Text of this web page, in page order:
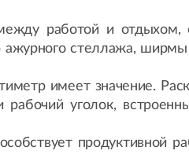
работой и
стеллажа, ширмы
имеет значение.
уголок,
продуктивной